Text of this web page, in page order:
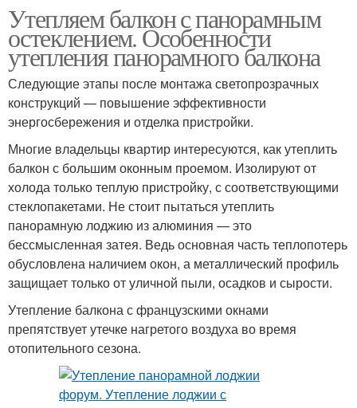
Утепляем балкон с панорамным
остеклением. Особенности
утепления панорамного балкона
Следующие этапы после монтажа светопрозрачных
конструкций — повышение эффективности
энергосбережения и отделка пристройки.
Многие владельцы квартир интересуются, как утеплить
балкон с большим оконным проемом. Изолируют от
холода только теплую пристройку, с соответствующими
стеклопакетами. Не стоит пытаться утеплить
панорамную лоджию из алюминия — это
бессмысленная затея. Ведь основная часть теплопотерь
обусловлена наличием окон, а металлический профиль
защищает только от уличной пыли, осадков и сырости.
Утепление балкона с французскими окнами
препятствует утечке нагретого воздуха во время
отопительного сезона.